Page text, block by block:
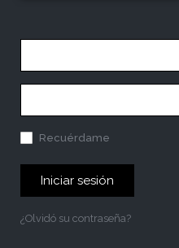
Recuérdame
Iniciar sesión
¿Olvidó su contraseña?